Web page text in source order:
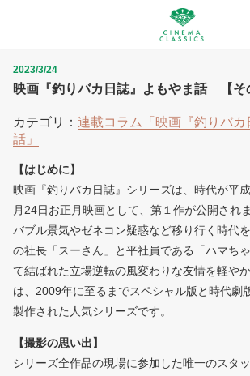
映画『釣りバカ日誌』よもやま話 【そ
2023/3/24
カテゴリ： 連載コラム「映画『釣りバカ
話」
【はじめに】
映画『釣りバカ日誌』シリーズは、時代が平
月24日お正月映画として、第１作が公開されま
バブル景気やゼネコン疑惑など移り行く時代
の社長「スーさん」と平社員である「ハマち
て結ばれた立場逆転の風変わりな友情を軽や
は、2009年に至るまでスペシャル版と時代劇
製作された人気シリーズです。
【撮影の思い出】
シリーズ全作品の現場に参加した唯一のスタ